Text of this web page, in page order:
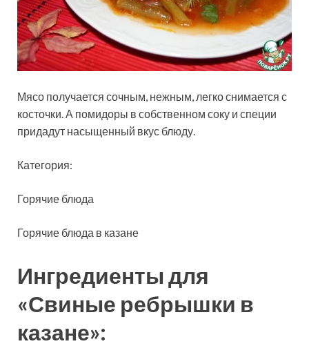
Мясо получается сочным, нежным, легко снимается с
косточки. А помидоры в собственном соку и специи
придадут насыщенный вкус блюду.
Категория:
Горячие блюда
Горячие блюда в казане
Ингредиенты для
«Свиные ребрышки в
казане»: